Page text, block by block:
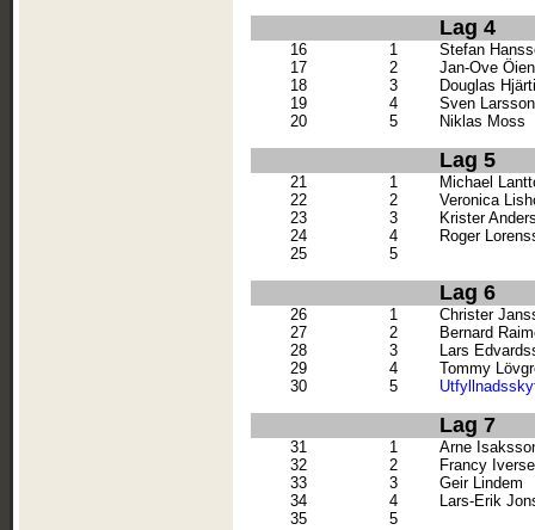
Lag 4
16 1
Stefan
17
2
Jan-Ove Öien
18
3
Douglas
19
4
Sven Larsson
20
5 Niklas Moss
Lag 5
21 1
Michael
22
2
Veronica
23
3
Krister
24
4
Roger
25
5
Lag 6
26 1
Christer
27
2
Bernard
28
3
Lars
29
4
Tommy
30
5
Lag 7
31 1
Arne
32
2
Francy
33
3
Geir Lindem
34
4
Lars-Erik
35
5